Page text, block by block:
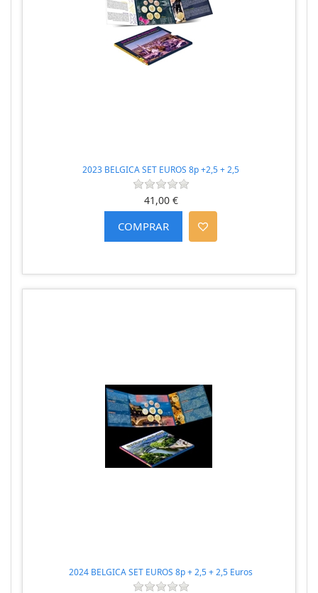
2023 BELGICA SET EUROS 8p +2,5 + 2,5
41,00 €
2024 BELGICA SET EUROS 8p + 2,5 + 2,5 Euros